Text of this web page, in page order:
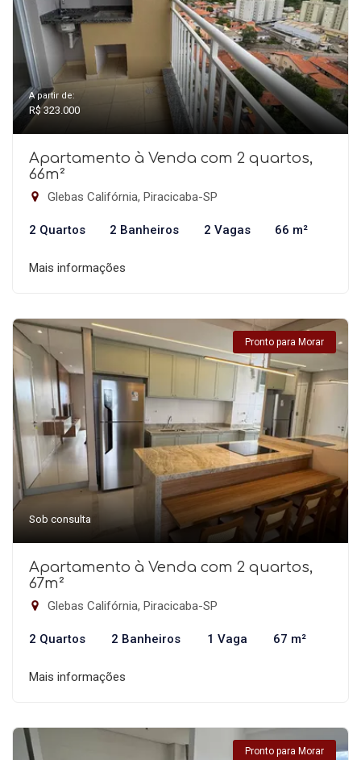
A partir de:
R$ 323.000
Apartamento à Venda com 2 quartos,
66m²
Glebas Califórnia, Piracicaba-SP
2 Quartos 2 Banheiros 2 Vagas 66 m²
Mais informações
Pronto para Morar
Sob consulta
Apartamento à Venda com 2 quartos,
67m²
Glebas Califórnia, Piracicaba-SP
2 Quartos 2 Banheiros 1 Vaga 67 m²
Mais informações
Pronto para Morar